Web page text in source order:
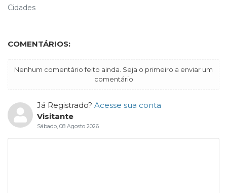
Cidades
COMENTÁRIOS:
Nenhum comentário feito ainda. Seja o primeiro a enviar um
comentário
Já Registrado? Acesse sua conta
Visitante
Sábado, 08 Agosto 2026